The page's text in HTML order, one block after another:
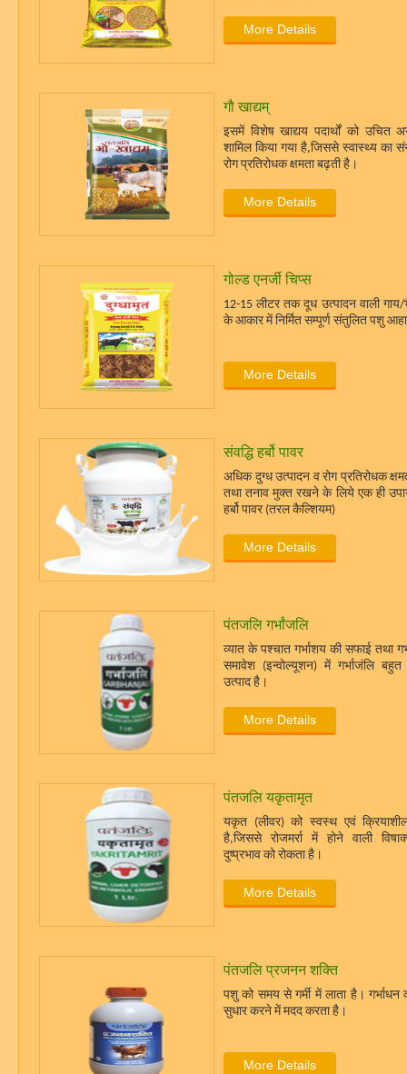
More Details
गौ खाद्यम्
इसमें विशेष खाद्यय पदार्थों को उचित
शामिल किया गया है,जिससे स्वास्थ्य का
रोग प्रतिरोधक क्षमता बढ़ती है।
More Details
गोल्ड एनर्जी चिप्स
12-15 लीटर तक दूध उत्पादन वाली
के आकार में निर्मित सम्पूर्ण संतुलित पशु
More Details
संवद्धि हर्बो पावर
अधिक दुग्ध उत्पादन व रोग प्रतिरोधक
तथा तनाव मुक्त रखने के लिये एक ही
हर्बो पावर (तरल कैल्शियम)
More Details
पंतजलि गर्भांजलि
व्यात के पश्चात गर्भाशय की सफाई तथा
समावेश (इन्वोल्यूशन) में गर्भाजंलि बहुत
उत्पाद है।
More Details
पंतजलि यकृतामृत
यकृत (लीवर) को स्वस्थ एवं
है,जिससे रोजमर्रा में होने वाली
दुष्प्रभाव को रोकता है।
More Details
पंतजलि प्रजनन शक्ति
पशु को समय से गर्मी में लाता है। गर्भाधन
सुधार करने में मदद करता है।
More Details